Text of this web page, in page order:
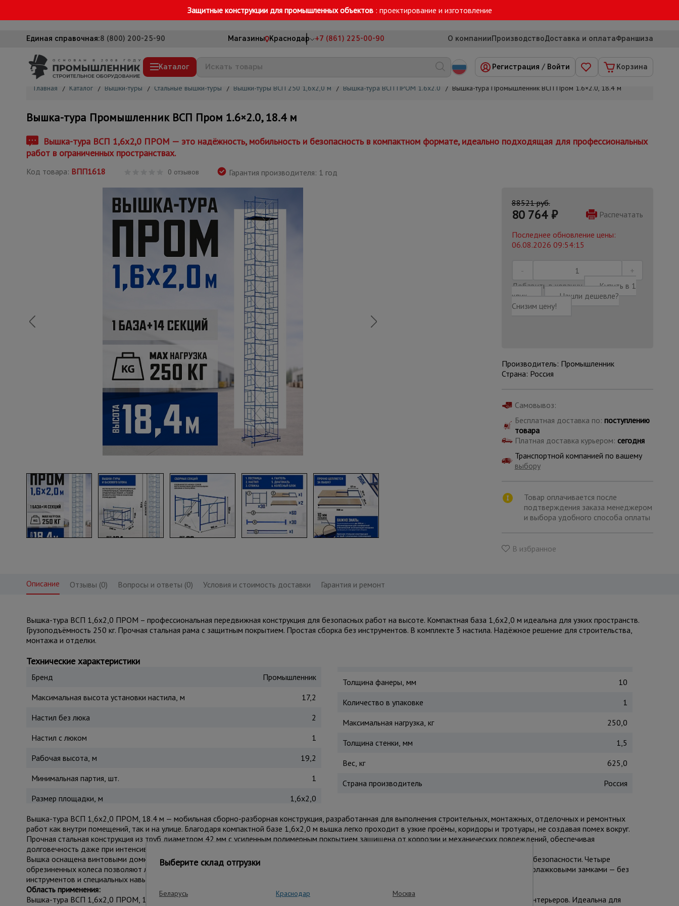
Защитные конструкции для промышленных объектов : проектирование и изготовление
Единая справочная:8 (800) 200-25-90 Магазины Краснодар +7 (861) 225-00-90 О компанииПроизводствоДоставка и оплатаФраншиза
Каталог
Вышки-туры
Подмости строительные
Сетка, тенты, брезенты
Строительные подъемники
Грузоподъемное оборудование
Мусоропровод строительный
Фанера ламинированная
Оборудование для работы с арматурой
Тачки строительные и садовые
Штукатурные комплекты
Тепловые пушки
Металл и металлообработка
Регистрация / Войти Корзина
Главная / Каталог / Вышки-туры / Стальные вышки-туры / Вышки-туры ВСП 250 1,6x2,0 м / Вышка-тура ВСП ПРОМ 1.6х2.0 / Вышка-тура Промышленник ВСП Пром 1.6×2.0, 18.4 м
Вышка-тура Промышленник ВСП Пром 1.6×2.0, 18.4 м
Вышка-тура ВСП 1,6x2,0 ПРОМ — это надёжность, мобильность и безопасность в компактном формате, идеально подходящая для профессиональных
работ в ограниченных пространствах.
Код товара: ВПП1618 0 отзывов Гарантия производителя: 1 год
88521 руб.
80 764₽
Распечатать
Последнее обновление цены:
06.08.2026 09:54:15
Добавить в корзину
Купить в 1
клик
Нашли дешевле?
Снизим цену!
Производитель: Промышленник
Страна: Россия
Самовывоз:
Бесплатная доставка по: поступлению
товара
Платная доставка курьером: сегодня
Транспортной компанией по вашему
выбору
Товар оплачивается после
подтверждения заказа менеджером
и выбора удобного способа оплаты
В избранное
Описание Отзывы (0) Вопросы и ответы (0) Условия и стоимость доставки Гарантия и ремонт
Вышка-тура ВСП 1,6x2,0 ПРОМ – профессиональная передвижная конструкция для безопасных работ на высоте. Компактная база 1,6x2,0 м идеальна для узких пространств.
Грузоподъёмность 250 кг. Прочная стальная рама с защитным покрытием. Простая сборка без инструментов. В комплекте 3 настила. Надёжное решение для строительства,
монтажа и отделки.
Технические характеристики
Бренд
Промышленник
Максимальная высота установки настила, м
17,2
Настил без люка
2
Настил с люком
1
Рабочая высота, м
19,2
Минимальная партия, шт.
1
Размер площадки, м
1,6x2,0
Толщина фанеры, мм
10
Количество в упаковке
1
Максимальная нагрузка, кг
250,0
Толщина стенки, мм
1,5
Вес, кг
625,0
Страна производитель
Россия
Вышка-тура ВСП 1,6x2,0 ПРОМ, 18.4 м — мобильная сборно-разборная конструкция, разработанная для выполнения строительных, монтажных, отделочных и ремонтных
работ как внутри помещений, так и на улице. Благодаря компактной базе 1,6x2,0 м вышка легко проходит в узкие проёмы, коридоры и тротуары, не создавая помех вокруг.
Прочная стальная конструкция из труб диаметром 42 мм с усиленным полимерным покрытием защищена от коррозии и механических повреждений, обеспечивая
долговечность даже при интенсивной эксплуатации.
Вышка оснащена винтовыми домкратами для устойчивой установки на неровных поверхностях и надёжными ограждениями для максимальной безопасности. Четыре
обрезиненных колеса позволяют легко перемещать конструкцию по объекту. Сборка осуществляется по принципу «труба в трубу» с фиксацией флажковыми замками — без
инструментов и специальных навыков. Грузоподъёмность до 250 кг обеспечивает комфортную работу с инструментами и материалами.
Область применения:
Вышка-тура ВСП 1,6x2,0 ПРОМ, 18.4 м применяется в строительстве, ремонте, монтаже вентиляции, освещения, рекламы, отделке фасадов и интерьеров. Идеальна для
Выберите склад отгрузки
Беларусь Краснодар Москва